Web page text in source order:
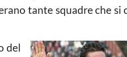
tante squadre che
del